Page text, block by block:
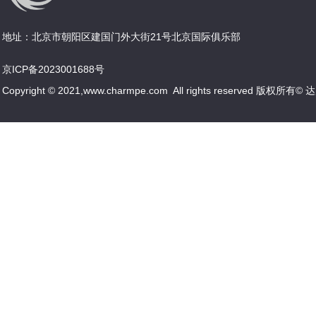
地址：北京市朝阳区建国门外大街21号北京国际俱乐部
京ICP备2023001688号
Copyright © 2021,www.charmpe.com All rights reserved 版权所有©